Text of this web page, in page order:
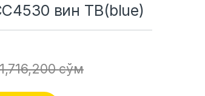
вин ТВ(blue)
сўм